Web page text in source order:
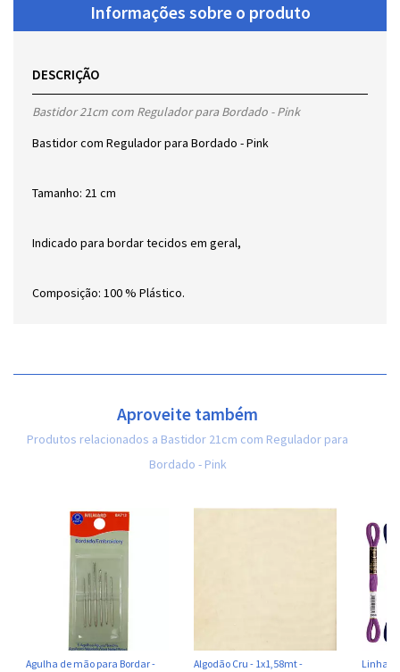
Informações sobre o produto
DESCRIÇÃO
Bastidor 21cm com Regulador para Bordado - Pink
Bastidor com Regulador para Bordado - Pink
Tamanho: 21 cm
Indicado para bordar tecidos em geral,
Composição: 100 % Plástico.
Aproveite também
Produtos relacionados a Bastidor 21cm com Regulador para
Bordado - Pink
Agulha de mão para Bordar -
Algodão Cru - 1x1,58mt -
Linha